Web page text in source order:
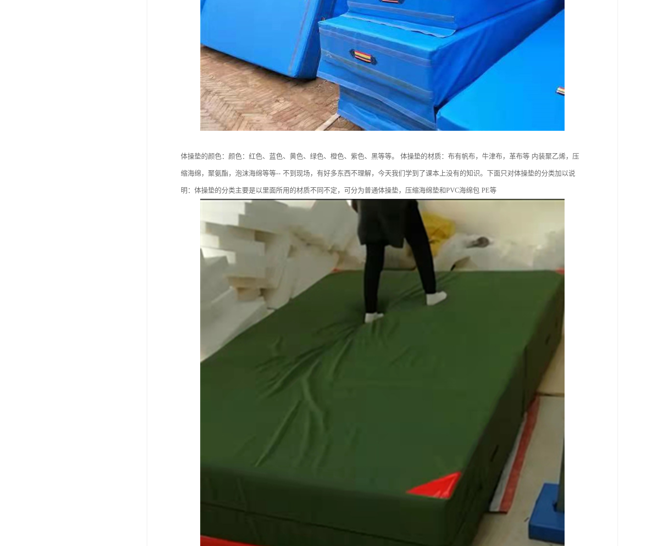
体操垫的颜色：颜色：红色、蓝色、黄色、绿色、橙色、紫色、黑等等。 体操垫的材质：布有帆布，牛津布，革布等 内装聚乙烯，压
缩海绵，聚氨酯，泡沫海绵等等-- 不到现场，有好多东西不理解，今天我们学到了课本上没有的知识。下面只对体操垫的分类加以说
明：体操垫的分类主要是以里面所用的材质不同不定，可分为普通体操垫，压缩海绵垫和PVC海绵包 PE等